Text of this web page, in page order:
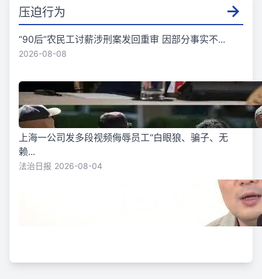
压迫行为
“90后”农民工讨薪涉刑案发回重审 因部分事实不...
2026-08-08
上海一公司发多段视频侮辱员工“白眼狼、骗子、无
赖...
法治日报 2026-08-04